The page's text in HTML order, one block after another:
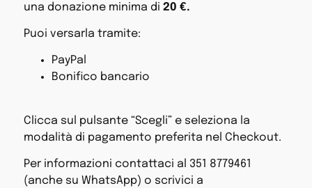
una donazione minima di 20 €.
Puoi versarla tramite:
PayPal
Bonifico bancario
Clicca sul pulsante “Scegli” e seleziona la
modalità di pagamento preferita nel Checkout.
Per informazioni contattaci al 351 8779461
(anche su WhatsApp) o scrivici a